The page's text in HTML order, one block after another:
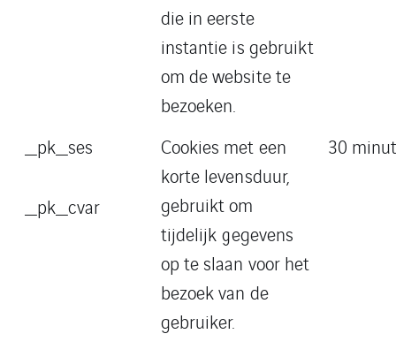
die in eerste
instantie is gebruikt
om de website te
bezoeken.
_pk_ses
_pk_cvar
Cookies met een
korte levensduur,
gebruikt om
tijdelijk gegevens
op te slaan voor het
bezoek van de
gebruiker.
30